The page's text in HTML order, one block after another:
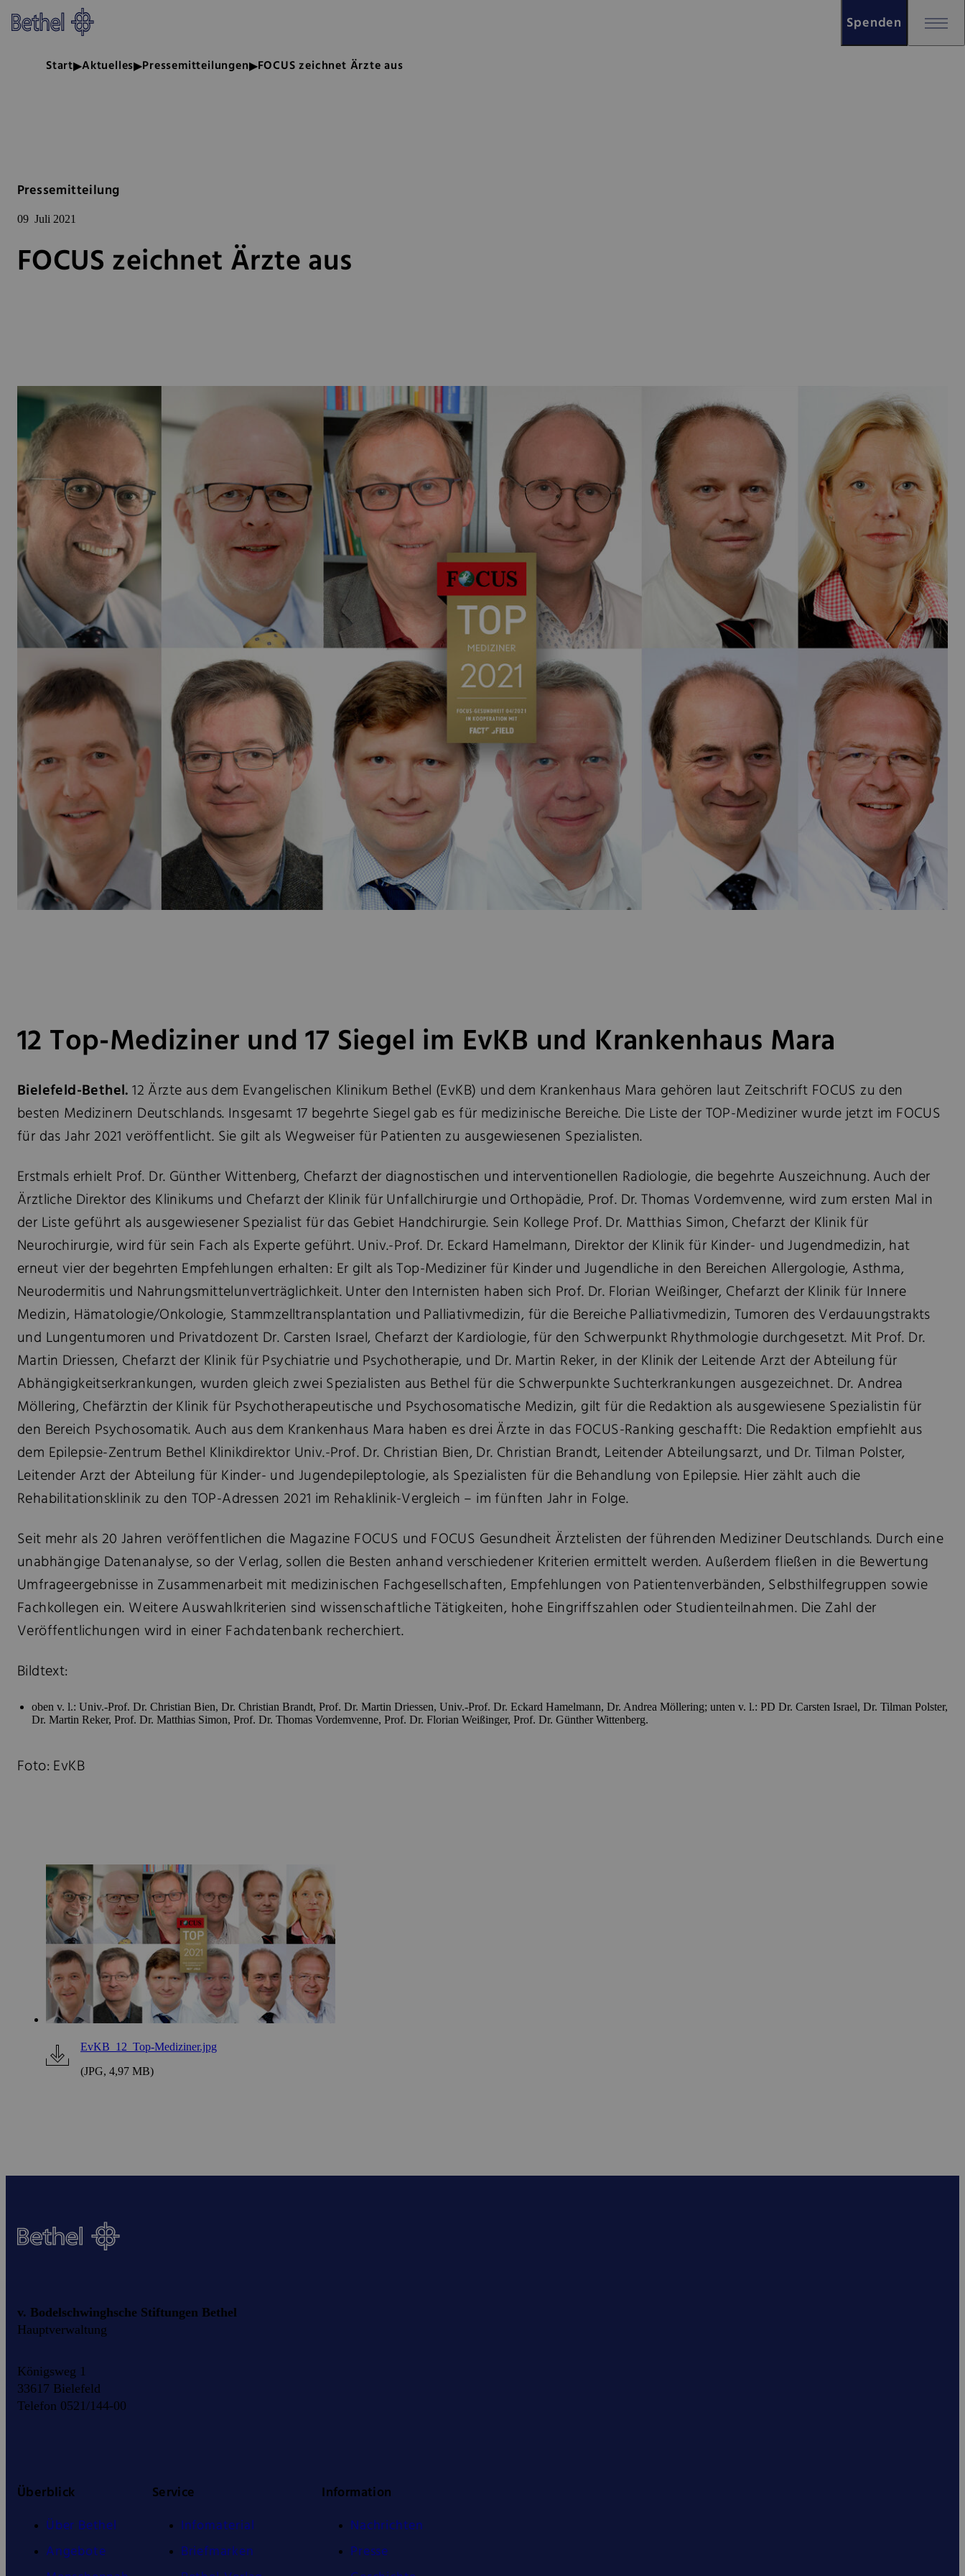
Zum Hauptinhalt springen
Zur Fußzeile springen
Spenden
Bethel - FOCUS zeichnet Ärzte aus
Start Aktuelles Pressemitteilungen FOCUS zeichnet Ärzte aus
Pressemitteilung
09 Juli 2021
FOCUS zeichnet Ärzte aus
12 Top-Mediziner und 17 Siegel im EvKB und Krankenhaus Mara
Bielefeld-Bethel.12 Ärzte aus dem Evangelischen Klinikum Bethel (EvKB) und dem Krankenhaus Mara gehören laut Zeitschrift FOCUS zu den
besten Medizinern Deutschlands. Insgesamt 17 begehrte Siegel gab es für medizinische Bereiche. Die Liste der TOP-Mediziner wurde jetzt im FOCUS
für das Jahr 2021 veröffentlicht. Sie gilt als Wegweiser für Patienten zu ausgewiesenen Spezialisten.
Erstmals erhielt Prof. Dr. Günther Wittenberg, Chefarzt der diagnostischen und interventionellen Radiologie, die begehrte Auszeichnung. Auch der
Ärztliche Direktor des Klinikums und Chefarzt der Klinik für Unfallchirurgie und Orthopädie, Prof. Dr. Thomas Vordemvenne, wird zum ersten Mal in
der Liste geführt als ausgewiesener Spezialist für das Gebiet Handchirurgie. Sein Kollege Prof. Dr. Matthias Simon, Chefarzt der Klinik für
Neurochirurgie, wird für sein Fach als Experte geführt. Univ.-Prof. Dr. Eckard Hamelmann, Direktor der Klinik für Kinder- und Jugendmedizin, hat
erneut vier der begehrten Empfehlungen erhalten: Er gilt als Top-Mediziner für Kinder und Jugendliche in den Bereichen Allergologie, Asthma,
Neurodermitis und Nahrungsmittelunverträglichkeit. Unter den Internisten haben sich Prof. Dr. Florian Weißinger, Chefarzt der Klinik für Innere
Medizin, Hämatologie/Onkologie, Stammzelltransplantation und Palliativmedizin, für die Bereiche Palliativmedizin, Tumoren des Verdauungstrakts
und Lungentumoren und Privatdozent Dr. Carsten Israel, Chefarzt der Kardiologie, für den Schwerpunkt Rhythmologie durchgesetzt. Mit Prof. Dr.
Martin Driessen, Chefarzt der Klinik für Psychiatrie und Psychotherapie, und Dr. Martin Reker, in der Klinik der Leitende Arzt der Abteilung für
Abhängigkeitserkrankungen, wurden gleich zwei Spezialisten aus Bethel für die Schwerpunkte Suchterkrankungen ausgezeichnet. Dr. Andrea
Möllering, Chefärztin der Klinik für Psychotherapeutische und Psychosomatische Medizin, gilt für die Redaktion als ausgewiesene Spezialistin für
den Bereich Psychosomatik. Auch aus dem Krankenhaus Mara haben es drei Ärzte in das FOCUS-Ranking geschafft: Die Redaktion empfiehlt aus
dem Epilepsie-Zentrum Bethel Klinikdirektor Univ.-Prof. Dr. Christian Bien, Dr. Christian Brandt, Leitender Abteilungsarzt, und Dr. Tilman Polster,
Leitender Arzt der Abteilung für Kinder- und Jugendepileptologie, als Spezialisten für die Behandlung von Epilepsie. Hier zählt auch die
Rehabilitationsklinik zu den TOP-Adressen 2021 im Rehaklinik-Vergleich – im fünften Jahr in Folge.
Seit mehr als 20 Jahren veröffentlichen die Magazine FOCUS und FOCUS Gesundheit Ärztelisten der führenden Mediziner Deutschlands. Durch eine
unabhängige Datenanalyse, so der Verlag, sollen die Besten anhand verschiedener Kriterien ermittelt werden. Außerdem fließen in die Bewertung
Umfrageergebnisse in Zusammenarbeit mit medizinischen Fachgesellschaften, Empfehlungen von Patientenverbänden, Selbsthilfegruppen sowie
Fachkollegen ein. Weitere Auswahlkriterien sind wissenschaftliche Tätigkeiten, hohe Eingriffszahlen oder Studienteilnahmen. Die Zahl der
Veröffentlichungen wird in einer Fachdatenbank recherchiert.
Bildtext:
oben v. l.: Univ.-Prof. Dr. Christian Bien, Dr. Christian Brandt, Prof. Dr. Martin Driessen, Univ.-Prof. Dr. Eckard Hamelmann, Dr. Andrea Möllering; unten v. l.: PD Dr. Carsten Israel, Dr. Tilman Polster,
Dr. Martin Reker, Prof. Dr. Matthias Simon, Prof. Dr. Thomas Vordemvenne, Prof. Dr. Florian Weißinger, Prof. Dr. Günther Wittenberg.
Foto: EvKB
EvKB_12_Top-Mediziner.jpg
(JPG, 4,97 MB)
v. Bodelschwinghsche Stiftungen Bethel
Hauptverwaltung
Königsweg 1
33617 Bielefeld
Telefon 0521/144-00
Überblick
Über Bethel
Angebote
Service
Infomaterial
Briefmarken
Information
Nachrichten
Presse